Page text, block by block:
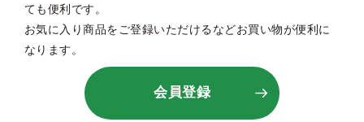
ても便利です。
お気に入り商品をご登録いただけるなどお買い物が便利に
なります。
会員登録